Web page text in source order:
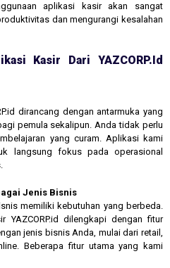
aplikasi kasir akan sangat
dan mengurangi kesalahan
Kasir Dari YAZCORP.id
dirancang dengan antarmuka yang
pemula sekalipun. Anda tidak perlu
yang curam. Aplikasi kami
langsung fokus pada operasional
Jenis Bisnis
memiliki kebutuhan yang berbeda.
YAZCORP.id dilengkapi dengan fitur
jenis bisnis Anda, mulai dari retail,
Beberapa fitur utama yang kami